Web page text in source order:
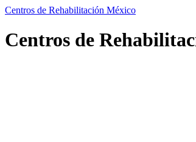
Centros de Rehabilitación México
Centros de